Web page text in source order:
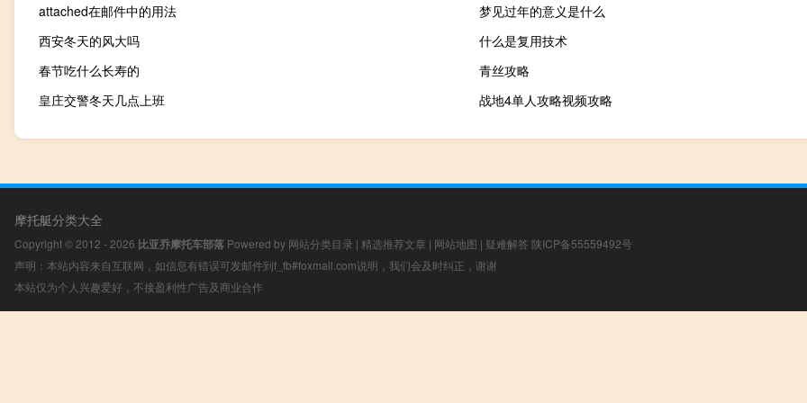
attached在邮件中的用法
梦见过年的意义是什么
西安冬天的风大吗
什么是复用技术
春节吃什么长寿的
青丝攻略
皇庄交警冬天几点上班
战地4单人攻略视频攻略
摩托艇分类大全
Copyright © 2012 - 2026 比亚乔摩托车部落 Powered by 网站分类目录 | 精选推荐文章 | 网站地图 | 疑难解答 陕ICP备55559492号
声明：本站内容来自互联网，如信息有错误可发邮件到f_fb#foxmail.com说明，我们会及时纠正，谢谢
本站仅为个人兴趣爱好，不接盈利性广告及商业合作